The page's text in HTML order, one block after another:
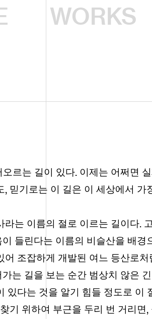
WORKS
르는 길이 있다.이제는 어쩌면
,믿기로는 이 길은 이 세상에서 가
는 이름의 절로 이르는 길이다.
들린다는 이름의 비슬산을 배경
조잡하게 개발된 여느 등산로
는 길을 보는 순간 범상치 않은
있다는 것을 알기 힘들 정도로 이
기 위하여 부근을 두리 번 거리면,